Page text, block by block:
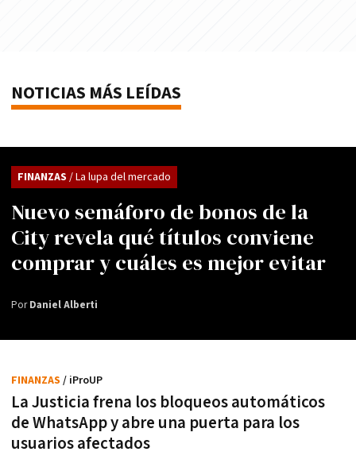
NOTICIAS MÁS LEÍDAS
Nuevo semáforo de bonos de la
City revela qué títulos conviene
comprar y cuáles es mejor evitar
FINANZAS / La lupa del mercado
PorDaniel Alberti
La Justicia frena los bloqueos automáticos
de WhatsApp y abre una puerta para los
usuarios afectados
FINANZAS / iProUP